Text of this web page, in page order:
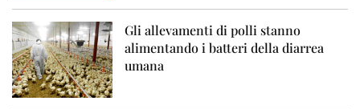
Gli allevamenti di polli stanno
alimentando i batteri della diarrea
umana